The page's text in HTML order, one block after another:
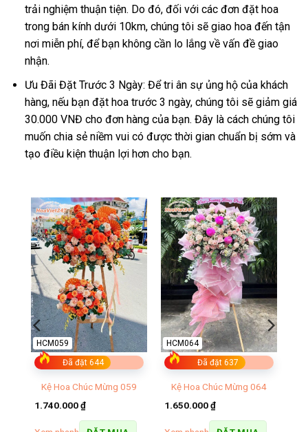
trải nghiệm thuận tiện. Do đó, đối với các đơn đặt hoa
trong bán kính dưới 10km, chúng tôi sẽ giao hoa đến tận
nơi miễn phí, để bạn không cần lo lắng về vấn đề giao
nhận.
Ưu Đãi Đặt Trước 3 Ngày: Để tri ân sự ủng hộ của khách
hàng, nếu bạn đặt hoa trước 3 ngày, chúng tôi sẽ giảm giá
30.000 VNĐ cho đơn hàng của bạn. Đây là cách chúng tôi
muốn chia sẻ niềm vui có được thời gian chuẩn bị sớm và
tạo điều kiện thuận lợi hơn cho bạn.
Đã đặt 644
HCM059
Kệ Hoa Chúc Mừng 059
1.740.000₫
Đã đặt 637
HCM064
Kệ Hoa Chúc Mừng 064
1.650.000₫